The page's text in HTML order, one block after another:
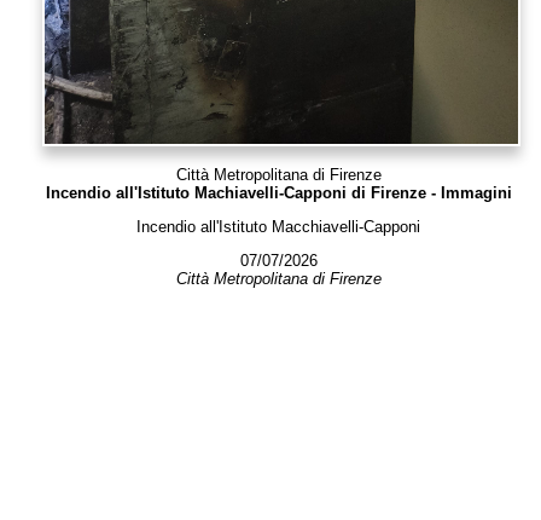
Città Metropolitana di Firenze
Incendio all'Istituto Machiavelli-Capponi di Firenze - Immagini
Incendio all'Istituto Macchiavelli-Capponi
07/07/2026
Città Metropolitana di Firenze